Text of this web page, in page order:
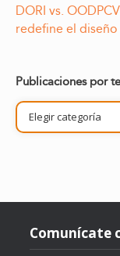
DORI vs.
redefine el diseño
Publicaciones por
Publicaciones
por
tema
Comunícate